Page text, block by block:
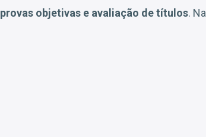
provas objetivas e avaliação de títulos. Na